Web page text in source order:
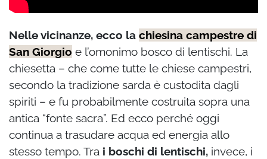
Nelle vicinanze, ecco la chiesina campestre di
San Giorgio e l’omonimo bosco di lentischi. La
chiesetta – che come tutte le chiese campestri,
secondo la tradizione sarda è custodita dagli
spiriti – e fu probabilmente costruita sopra una
antica “fonte sacra”. Ed ecco perché oggi
continua a trasudare acqua ed energia allo
stesso tempo. Tra i boschi di lentischi, invece, i